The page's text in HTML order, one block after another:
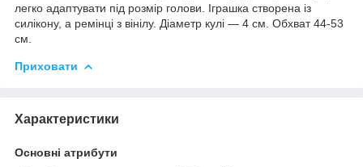
легко адаптувати під розмір голови. Іграшка створена із
силікону, а ремінці з вінілу. Діаметр кулі — 4 см. Обхват 44-53
см.
Приховати
Характеристики
Основні атрибути